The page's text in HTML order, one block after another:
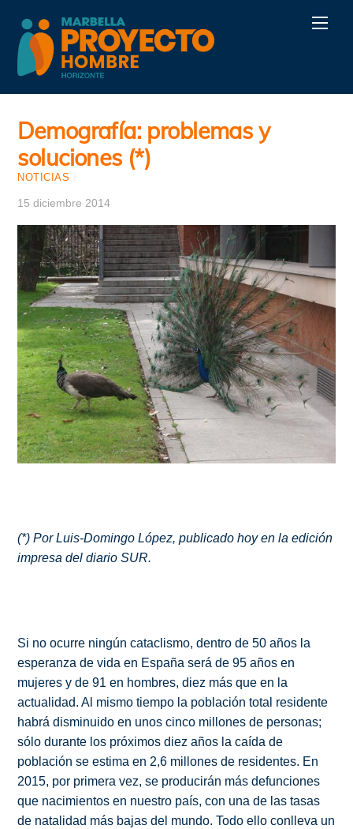
content
Demografía: problemas y
soluciones (*)
NOTICIAS
15 diciembre 2014
(*) Por Luis-Domingo López, publicado hoy en la edición
impresa del diario SUR.
Si no ocurre ningún cataclismo, dentro de 50 años la
esperanza de vida en España será de 95 años en
mujeres y de 91 en hombres, diez más que en la
actualidad. Al mismo tiempo la población total residente
habrá disminuido en unos cinco millones de personas;
sólo durante los próximos diez años la caída de
población se estima en 2,6 millones de residentes. En
2015, por primera vez, se producirán más defunciones
que nacimientos en nuestro país, con una de las tasas
de natalidad más bajas del mundo. Todo ello conlleva un